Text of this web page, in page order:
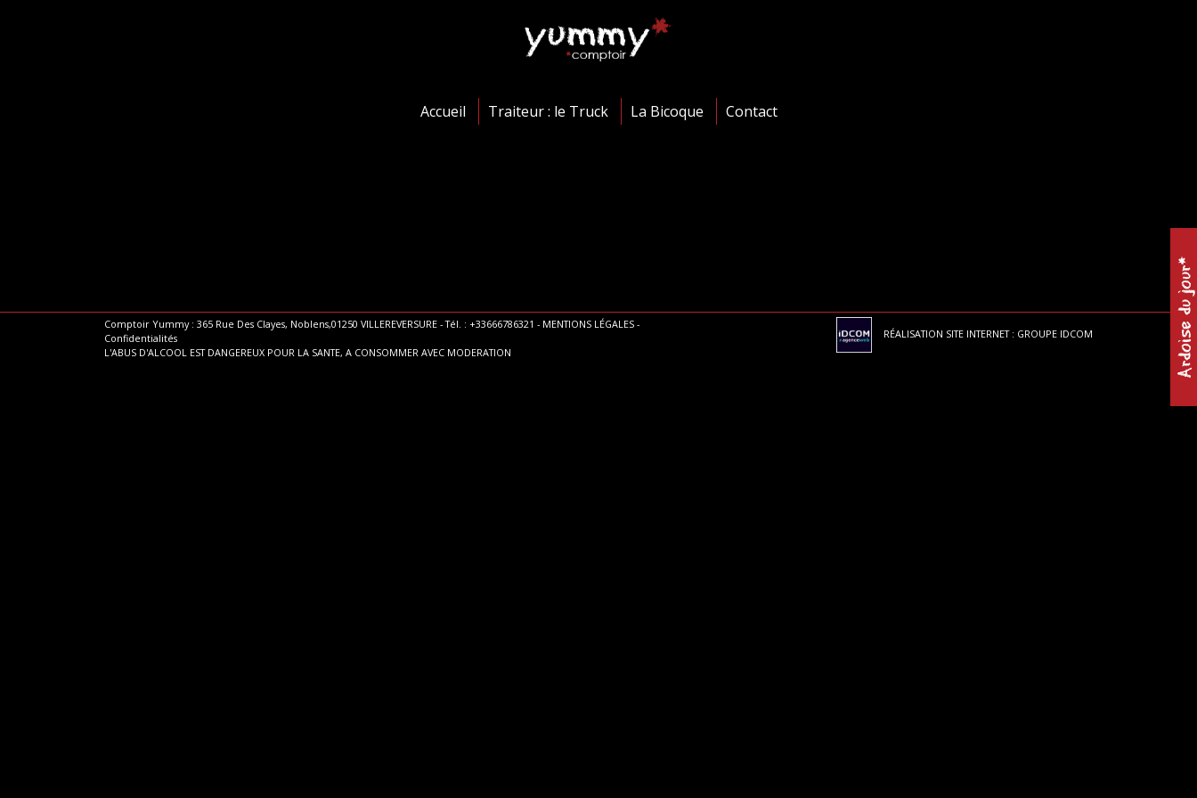
Accueil Traiteur : le Truck La Bicoque Contact
Comptoir Yummy : 365 Rue Des Clayes, Noblens,01250 VILLEREVERSURE - Tél. : +33666786321 - MENTIONS LÉGALES -
Confidentialités
L'ABUS D'ALCOOL EST DANGEREUX POUR LA SANTE, A CONSOMMER AVEC MODERATION
RÉALISATION SITE INTERNET : GROUPE IDCOM Ardoise du jour*